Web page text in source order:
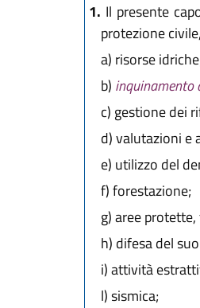
1. Il presente
protezione
a) risorse
b) inquinamento
c) gestione dei
d)valutazioni e
e) utilizzo del
f)forestazione;
g)aree
h) difesa del
i)attività
l)sismica;